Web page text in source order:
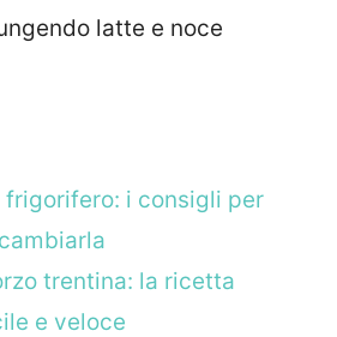
latte e noce
frigorifero: i consigli per
trentina: la ricetta
e veloce